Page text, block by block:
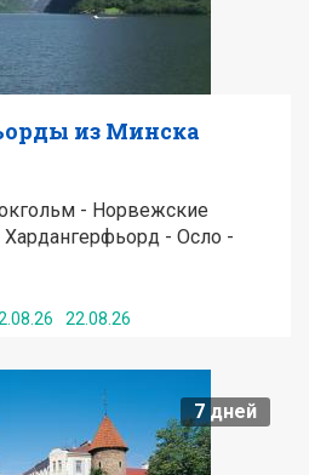
из Минска
- Норвежские
- Осло -
22.08.26
7 дней